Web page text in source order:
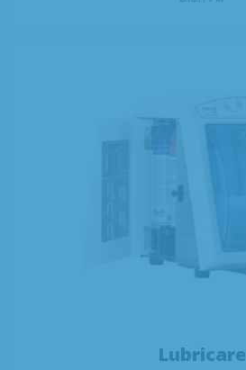
Lubricare